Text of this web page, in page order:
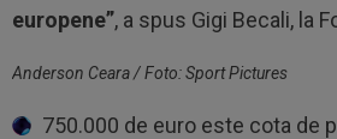
europene”, a spus Gigi Becali, la
Anderson Ceara / Foto: Sport Pictures
750.000 de euro este cota de